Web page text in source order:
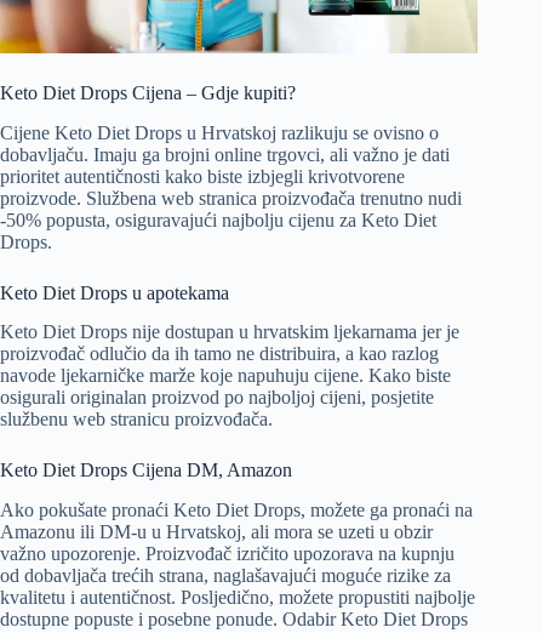
Keto Diet Drops Cijena – Gdje kupiti?
Cijene Keto Diet Drops u Hrvatskoj razlikuju se ovisno o
dobavljaču. Imaju ga brojni online trgovci, ali važno je dati
prioritet autentičnosti kako biste izbjegli krivotvorene
proizvode. Službena web stranica proizvođača trenutno nudi
-50% popusta, osiguravajući najbolju cijenu za Keto Diet
Drops.
Keto Diet Drops u apotekama
Keto Diet Drops nije dostupan u hrvatskim ljekarnama jer je
proizvođač odlučio da ih tamo ne distribuira, a kao razlog
navode ljekarničke marže koje napuhuju cijene. Kako biste
osigurali originalan proizvod po najboljoj cijeni, posjetite
službenu web stranicu proizvođača.
Keto Diet Drops Cijena DM, Amazon
Ako pokušate pronaći Keto Diet Drops, možete ga pronaći na
Amazonu ili DM-u u Hrvatskoj, ali mora se uzeti u obzir
važno upozorenje. Proizvođač izričito upozorava na kupnju
od dobavljača trećih strana, naglašavajući moguće rizike za
kvalitetu i autentičnost. Posljedično, možete propustiti najbolje
dostupne popuste i posebne ponude. Odabir Keto Diet Drops